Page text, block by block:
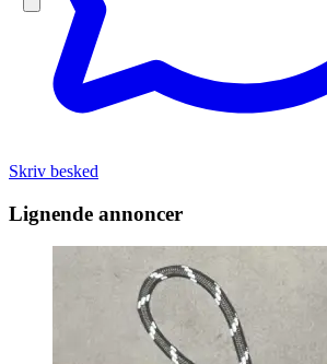
Skriv besked
Lignende annoncer